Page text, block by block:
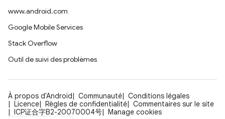
www.android.com
Google Mobile Services
Stack Overflow
Outil de suivi des problèmes
À propos d'Android Communauté
Conditions légales
Licence
Règles de confidentialité
Commentaires sur le site
ICP证合字B2-20070004号
Manage cookies